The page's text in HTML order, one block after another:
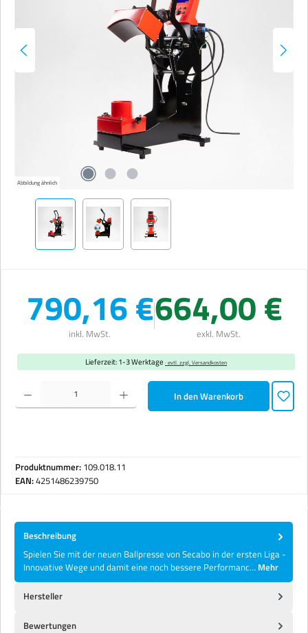
Abbildung ähnlich
790,16 €
inkl. MwSt.
664,00 €
exkl. MwSt.
Lieferzeit: 1-3 Werktage · evtl. zzgl. Versandkosten
Produkt Anzahl: Gib den gewünschten Wert ein oder benutze die Schaltflächen um die Anzahl zu
In den Warenkorb
Produktnummer: 109.018.11
EAN:4251486239750
Beschreibung
Spielen Sie mit der neuen Ballpresse von Secabo in der ersten Liga -
Innovative Wege und damit eine noch bessere Performanc… Mehr
Hersteller
Bewertungen